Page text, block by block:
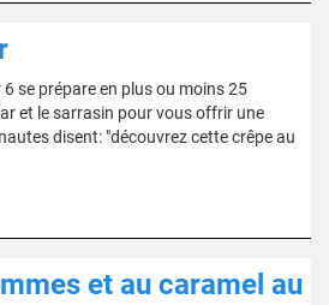
se prépare en plus ou moins 25
et le sarrasin pour vous offrir une
disent: "découvrez cette crêpe au
et au caramel au